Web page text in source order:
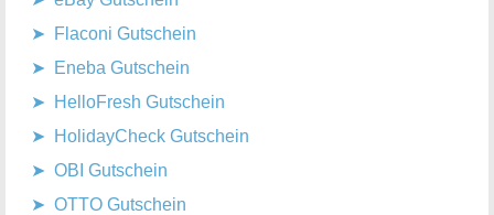
Flaconi Gutschein
Eneba Gutschein
HelloFresh Gutschein
HolidayCheck Gutschein
OBI Gutschein
OTTO Gutschein